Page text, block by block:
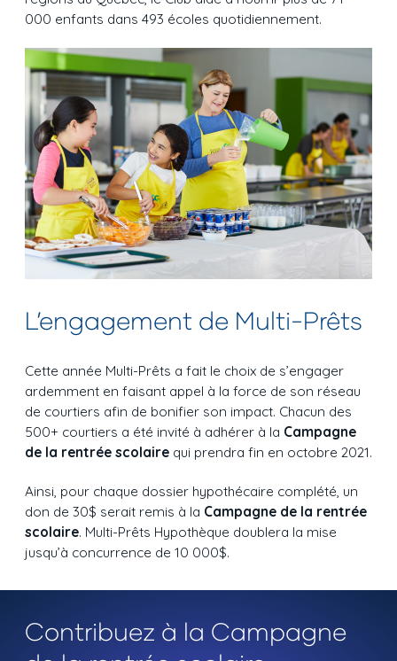
000 enfants dans 493 écoles quotidiennement.
L’engagement de Multi-Prêts
Cette année Multi-Prêts a fait le choix de s’engager
ardemment en faisant appel à la force de son réseau
de courtiers afin de bonifier son impact. Chacun des
500+ courtiers a été invité à adhérer à la Campagne
de la rentrée scolaire qui prendra fin en octobre 2021.
Ainsi, pour chaque dossier hypothécaire complété, un
don de 30$ serait remis à la Campagne de la rentrée
scolaire. Multi-Prêts Hypothèque doublera la mise
jusqu’à concurrence de 10 000$.
Contribuez à la Campagne